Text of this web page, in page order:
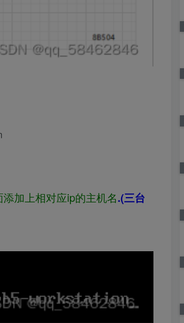
加上相对应ip的主机名.(三台